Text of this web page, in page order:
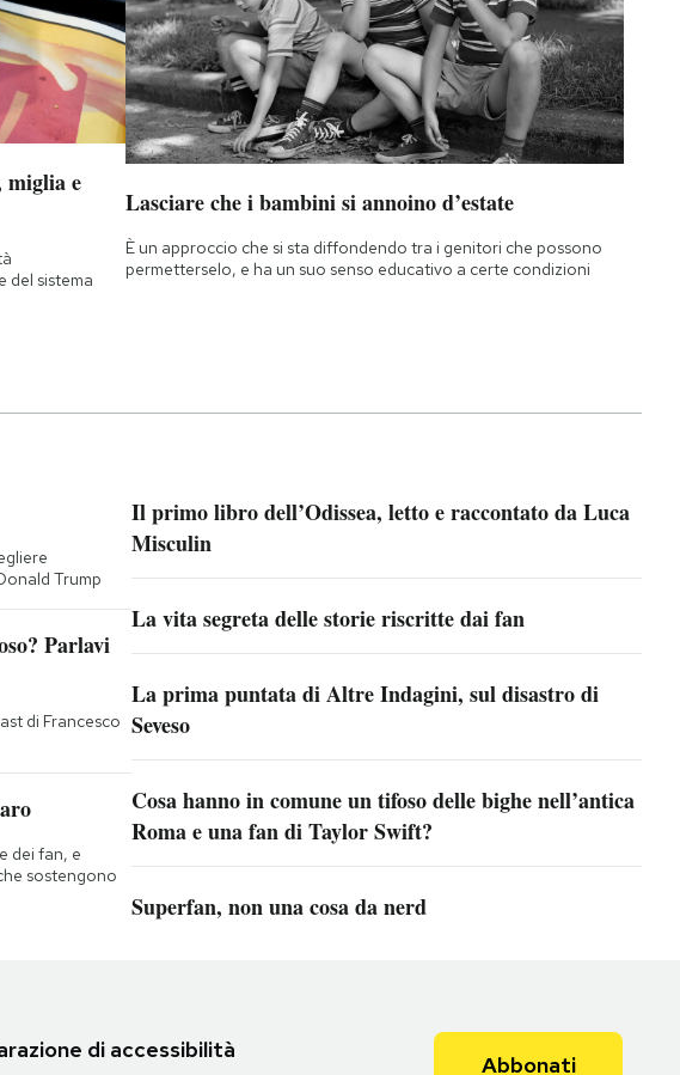
miglia e
del sistema
Lasciare che i bambini si annoino d’estate
È un approccio che si sta diffondendo tra i genitori che possono
permetterselo, e ha un suo senso educativo a certe condizioni
Trump
Parlavi
di Francesco
dei fan, e
sostengono
Il primo libro dell’Odissea, letto e raccontato da Luca
Misculin
La vita segreta delle storie riscritte dai fan
La prima puntata di Altre Indagini, sul disastro di
Seveso
Cosa hanno in comune un tifoso delle bighe nell’antica
Roma e una fan di Taylor Swift?
Superfan, non una cosa da nerd
di accessibilità
Abbonati